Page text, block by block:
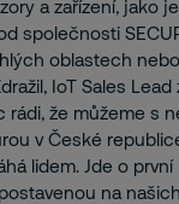
a zařízení, jako
společnosti
oblastech
IoT Sales
rádi, že můžeme s
v České
lidem. Jde o
na